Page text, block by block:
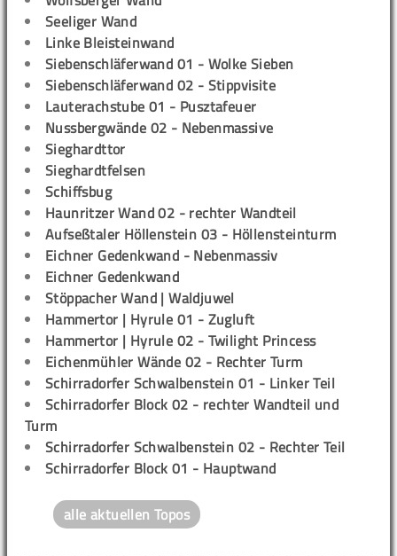
Seeliger Wand
Linke Bleisteinwand
Siebenschläferwand 01 - Wolke Sieben
Siebenschläferwand 02 - Stippvisite
Lauterachstube 01 - Pusztafeuer
Nussbergwände 02 - Nebenmassive
Sieghardttor
Sieghardtfelsen
Schiffsbug
Haunritzer Wand 02 - rechter Wandteil
Aufseßtaler Höllenstein 03 - Höllensteinturm
Eichner Gedenkwand - Nebenmassiv
Eichner Gedenkwand
Stöppacher Wand | Waldjuwel
Hammertor | Hyrule 01 - Zugluft
Hammertor | Hyrule 02 - Twilight Princess
Eichenmühler Wände 02 - Rechter Turm
Schirradorfer Schwalbenstein 01 - Linker Teil
Schirradorfer Block 02 - rechter Wandteil und
Turm
Schirradorfer Schwalbenstein 02 - Rechter Teil
Schirradorfer Block 01 - Hauptwand
alle aktuellen Topos